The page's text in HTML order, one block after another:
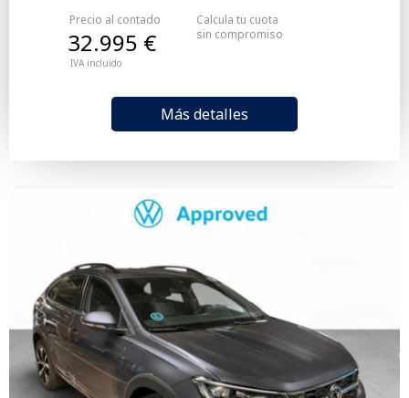
Precio al contado
IVA incluido
32.995 €
Más detalles
Calcula tu cuota
sin compromiso